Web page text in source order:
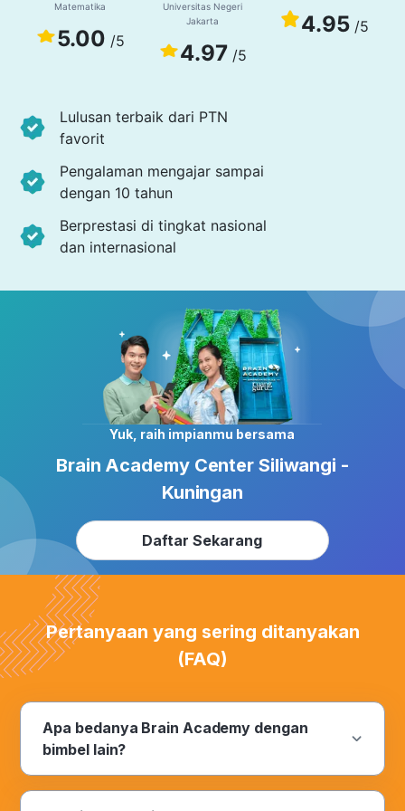
Matematika
5.00 /5
Universitas Negeri
Jakarta
4.97 /5
4.95 /5
Lulusan terbaik dari PTN
favorit
Pengalaman mengajar sampai
dengan 10 tahun
Berprestasi di tingkat nasional
dan internasional
Yuk, raih impianmu bersama
Brain Academy Center Siliwangi -
Kuningan
Daftar Sekarang
Pertanyaan yang sering ditanyakan
(FAQ)
Apa bedanya Brain Academy dengan
bimbel lain?
Inovasi. Satu kata bermakna yang diyakini